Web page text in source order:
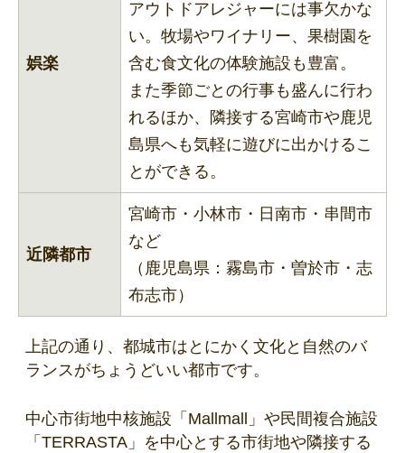
娯楽
アウトドアレジャーには事欠かな
い。牧場やワイナリー、果樹園を
含む食文化の体験施設も豊富。
また季節ごとの行事も盛んに行わ
れるほか、隣接する宮崎市や鹿児
島県へも気軽に遊びに出かけるこ
とができる。
近隣都市
宮崎市・小林市・日南市・串間市
など
（鹿児島県：霧島市・曽於市・志
布志市）
上記の通り、都城市はとにかく文化と自然のバ
ランスがちょうどいい都市です。
中心市街地中核施設「Mallmall」や民間複合施設
「TERRASTA」を中心とする市街地や隣接する